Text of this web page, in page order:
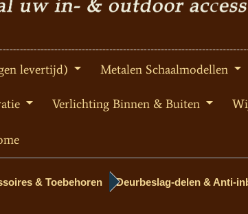
levertijd) Metalen Schaalmodellen
Verlichting Binnen & Buiten
& Toebehoren Deurbeslag-delen & Anti-